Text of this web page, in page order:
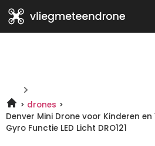
drones
Denver Mini Drone voor Kinderen
Gyro Functie LED Licht DRO121